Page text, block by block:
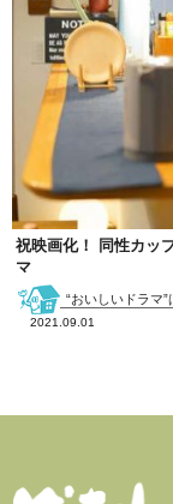
祝映画化！ 同性カッ
マ
“おいしいドラマ
2021.09.01